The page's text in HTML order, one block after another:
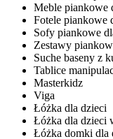
Meble piankowe
Fotele piankowe
Sofy piankowe
Zestawy
Suche baseny z
Tablice
Masterkidz
Viga
Łóżka dla dzieci
Łóżka dla dzieci
Łóżka domki dla